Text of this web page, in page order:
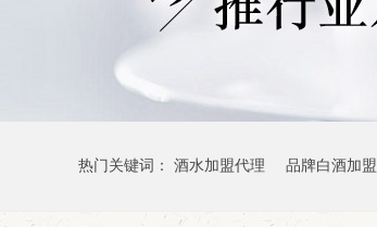
热门关键词： 酒水加盟代理 品牌白酒加盟